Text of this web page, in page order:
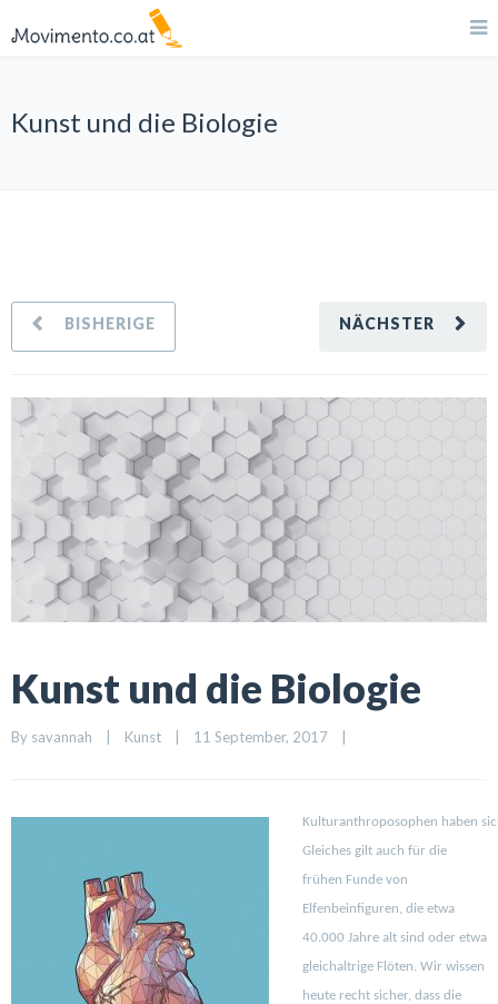
Kunst und die Biologie
Kunst und die Biologie
By savannah | Kunst | 11 September, 2017 |
Kulturanthroposophen haben
Gleiches gilt auch für die
frühen Funde von
Elfenbeinfiguren, die etwa
40.000 Jahre alt sind oder etwa
gleichaltrige Flöten. Wir wissen
heute recht sicher, dass die